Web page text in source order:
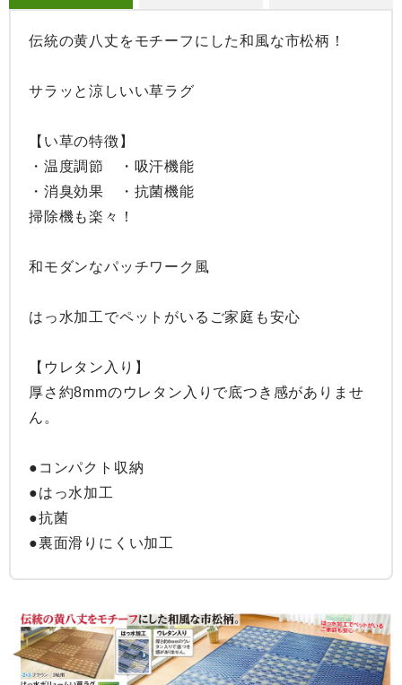
伝統の黄八丈をモチーフにした和風な市松柄！
サラッと涼しいい草ラグ
【い草の特徴】
・温度調節　・吸汗機能
・消臭効果　・抗菌機能
掃除機も楽々！
和モダンなパッチワーク風
はっ水加工でペットがいるご家庭も安心
【ウレタン入り】
厚さ約8mmのウレタン入りで底つき感がありませ
ん。
●コンパクト収納
●はっ水加工
●抗菌
●裏面滑りにくい加工